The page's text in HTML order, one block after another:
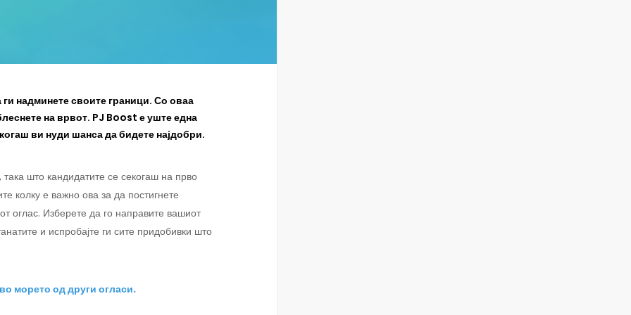
надминете своите граници. Со оваа
на врвот. PJ Boost е уште една
ви нуди шанса да бидете најдобри.
што кандидатите се секогаш на прво
колку е важно ова за да постигнете
оглас. Изберете да го направите вашиот
и испробајте ги сите придобивки што
морето од други огласи.